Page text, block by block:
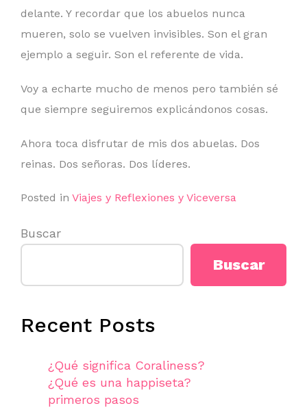
delante. Y recordar que los abuelos nunca
mueren, solo se vuelven invisibles. Son el gran
ejemplo a seguir. Son el referente de vida.
Voy a echarte mucho de menos pero también sé
que siempre seguiremos explicándonos cosas.
Ahora toca disfrutar de mis dos abuelas. Dos
reinas. Dos señoras. Dos líderes.
Posted in Viajes y Reflexiones y Viceversa
Buscar
Buscar
Recent Posts
¿Qué significa Coraliness?
¿Qué es una happiseta?
primeros pasos